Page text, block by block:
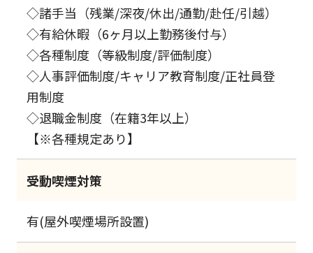
◇諸手当（残業/深夜/休出/通勤/赴任/引越）
◇有給休暇（6ヶ月以上勤務後付与）
◇各種制度（等級制度/評価制度）
◇人事評価制度/キャリア教育制度/正社員登
用制度
◇退職金制度（在籍3年以上）
【※各種規定あり】
受動喫煙対策
有(屋外喫煙場所設置)